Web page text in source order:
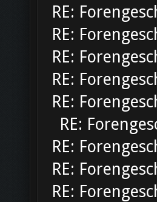
RE:
RE:
RE:
RE:
RE:
RE:
RE:
RE:
RE: